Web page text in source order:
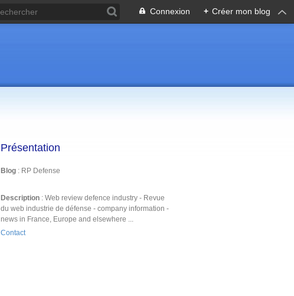
Connexion + Créer mon blog
Présentation
Blog : RP Defense
Description : Web review defence industry - Revue
du web industrie de défense - company information -
news in France, Europe and elsewhere ...
Contact